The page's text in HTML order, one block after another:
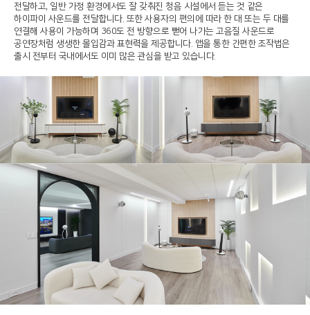
전달하고, 일반 가정 환경에서도 잘 갖춰진 청음 시설에서 듣는 것 같은
하이파이 사운드를 전달합니다. 또한 사용자의 편의에 따라 한 대 또는 두 대를
연결해 사용이 가능하며 360도 전 방향으로 뻗어 나가는 고음질 사운드로
공연장처럼 생생한 몰입감과 표현력을 제공합니다. 앱을 통한 간편한 조작법은
출시 전부터 국내에서도 이미 많은 관심을 받고 있습니다.